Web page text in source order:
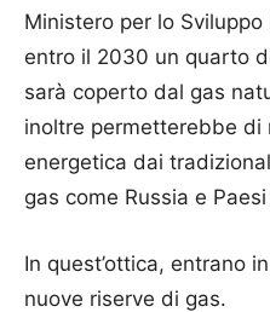
Ministero per lo
entro il 2030 un quarto
sarà coperto dal gas
inoltre permetterebbe di
energetica dai
gas come Russia e
In quest’ottica, entrano
nuove riserve di gas.